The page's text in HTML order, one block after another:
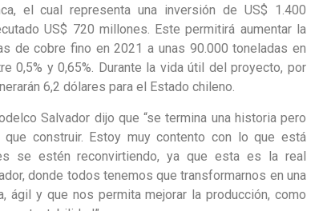
el cual representa una inversión de US$ 1.400
US$ 720 millones. Este permitirá aumentar la
de cobre fino en 2021 a unas 90.000 toneladas en
0,5% y 0,65%. Durante la vida útil del proyecto, por
6,2 dólares para el Estado chileno.
Salvador dijo que “se termina una historia pero
construir. Estoy muy contento con lo que está
se estén reconvirtiendo, ya que esta es la real
donde todos tenemos que transformarnos en una
ágil y que nos permita mejorar la producción, como